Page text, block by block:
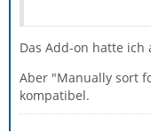
Das Add-on hatte
Aber "Manually sort
kompatibel.